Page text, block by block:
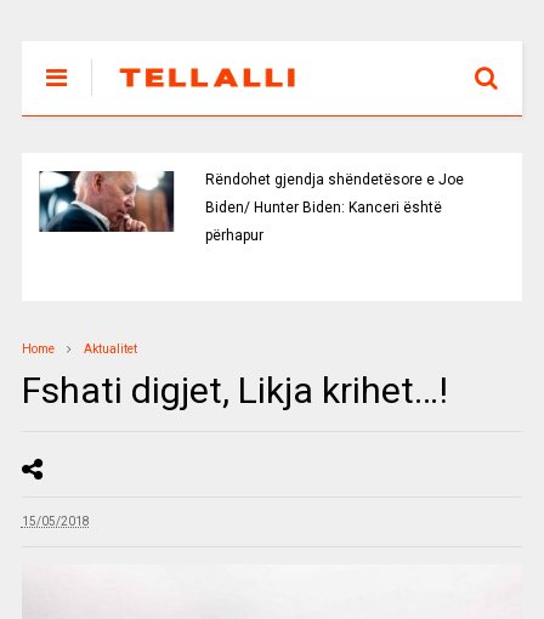
Rëndohet gjendja shëndetësore e Joe
Biden/ Hunter Biden: Kanceri është
përhapur
Home Aktualitet
Fshati digjet, Likja krihet…!
15/05/2018